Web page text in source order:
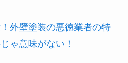
外壁塗装の悪徳業者の特
ゃ意味がない！